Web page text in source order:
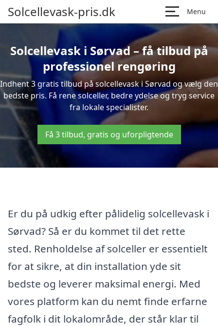
Solcellevask-pris.dk Menu
Solcellevask i Sørvad – få tilbud på
professionel rengøring
Indhent 3 gratis tilbud på solcellevask i Sørvad og vælg den
bedste pris. Få rene solceller, bedre ydelse og tryg service
fra lokale specialister.
Få 3 tilbud, gratis og uforpligtende
Er du på udkig efter pålidelig solcellevask i
Sørvad? Så er du kommet til det rette
sted. Renholdelse af solceller er essentielt
for at sikre, at din installation yde sit
bedste og leverer maksimal energi. Med
vores platform kan du nemt finde erfarne
fagfolk i dit lokalområde, der står klar til